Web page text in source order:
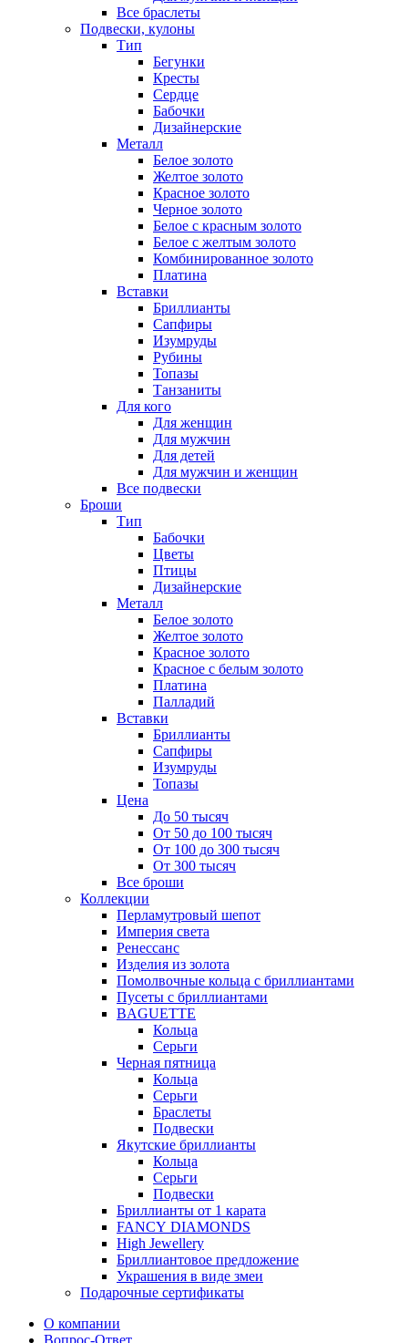
Все браслеты
Подвески, кулоны
Тип
Бегунки
Кресты
Сердце
Бабочки
Дизайнерские
Металл
Белое золото
Желтое золото
Красное золото
Черное золото
Белое с красным золото
Белое с желтым золото
Комбинированное золото
Платина
Вставки
Бриллианты
Сапфиры
Изумруды
Рубины
Топазы
Танзаниты
Для кого
Для женщин
Для мужчин
Для детей
Для мужчин и женщин
Все подвески
Броши
Тип
Бабочки
Цветы
Птицы
Дизайнерские
Металл
Белое золото
Желтое золото
Красное золото
Красное с белым золото
Платина
Палладий
Вставки
Бриллианты
Сапфиры
Изумруды
Топазы
Цена
До 50 тысяч
От 50 до 100 тысяч
От 100 до 300 тысяч
От 300 тысяч
Все броши
Коллекции
Перламутровый шепот
Империя света
Ренессанс
Изделия из золота
Помолвочные кольца с бриллиантами
Пусеты с бриллиантами
BAGUETTE
Кольца
Серьги
Черная пятница
Кольца
Серьги
Браслеты
Подвески
Якутские бриллианты
Кольца
Серьги
Подвески
Бриллианты от 1 карата
FANCY DIAMONDS
High Jewellery
Бриллиантовое предложение
Украшения в виде змеи
Подарочные сертификаты
О компании
Вопрос-Ответ